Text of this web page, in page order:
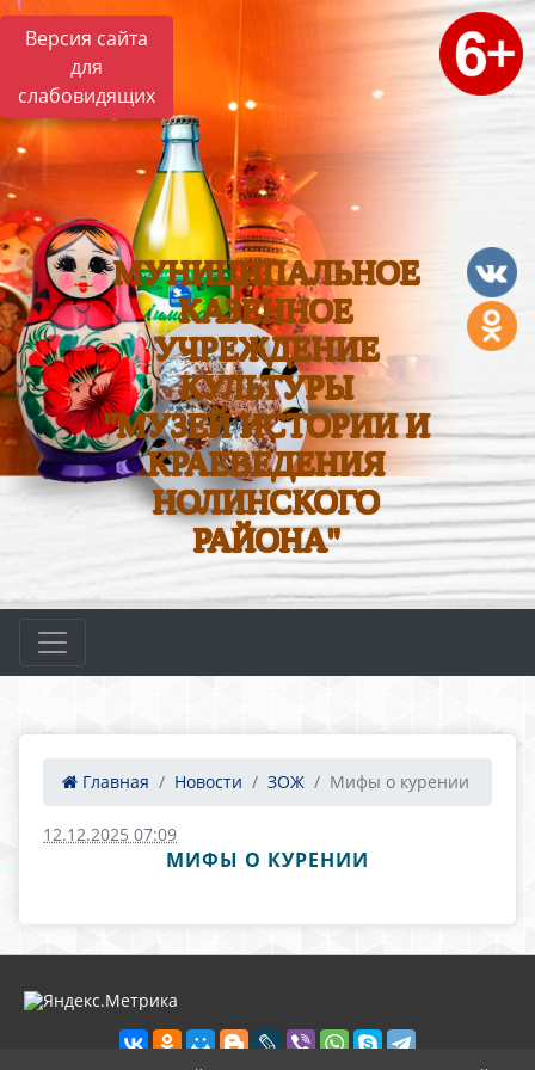
Версия сайта
для
слабовидящих
МУНИЦИПАЛЬНОЕ
КАЗЕННОЕ
УЧРЕЖДЕНИЕ
КУЛЬТУРЫ
"МУЗЕЙ ИСТОРИИ И
КРАЕВЕДЕНИЯ
НОЛИНСКОГО
РАЙОНА"
Главная Новости ЗОЖ Мифы о курении
12.12.2025 07:09
МИФЫ О КУРЕНИИ